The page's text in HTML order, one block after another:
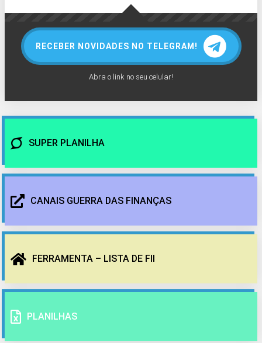
RECEBER NOVIDADES NO TELEGRAM!
Abra o link no seu celular!
SUPER PLANILHA
CANAIS GUERRA DAS FINANÇAS
FERRAMENTA – LISTA DE FII
PLANILHAS